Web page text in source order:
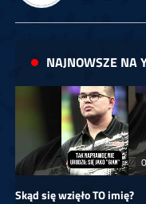
NAJNOWSZE NA
Skąd się wzięło TO imię?